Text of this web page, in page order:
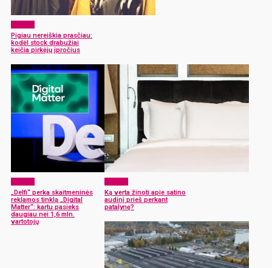
Pigiau nereiškia prasčiau:
kodėl stock drabužiai
keičia pirkėjų įpročius
„Delfi“ perka skaitmeninės
reklamos tinklą „Digital
Matter“: kartu pasieks
daugiau nei 1,6 mln.
vartotojų
Ką verta žinoti apie satino
audinį prieš perkant
patalynę?